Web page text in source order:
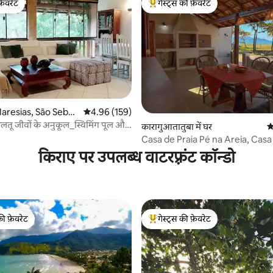
São Sebas
औसत रेटिंग 5 में से 4.96, 159 समीक्षाएँ
4.96 (159)
जीवों के अनुकूल_स्विमिंग पूल और
गेस्ट्स का टॉप फ़ेवरेट
गेस्ट्स की फ़ेवरेट
कारागुआतातुबा में घर
Casa de Praia Pé na Areia,
किराए पर उपलब्ध वाटरफ़्रंट कॉन्डो
फ़ेवरेट
फ़ेवरेट
गेस्ट्स का टॉप फ़ेवरेट
गेस्ट्स की फ़ेवरेट